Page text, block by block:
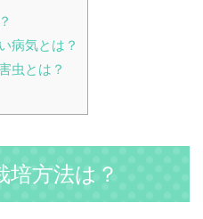
病気とは？
虫とは？
培方法は？